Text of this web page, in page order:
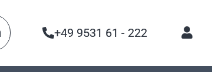
+49 9531 61 - 222